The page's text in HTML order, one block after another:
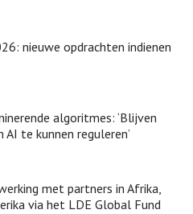
nieuwe opdrachten indienen
algoritmes: ‘Blijven
te kunnen reguleren’
met partners in Afrika,
via het LDE Global Fund